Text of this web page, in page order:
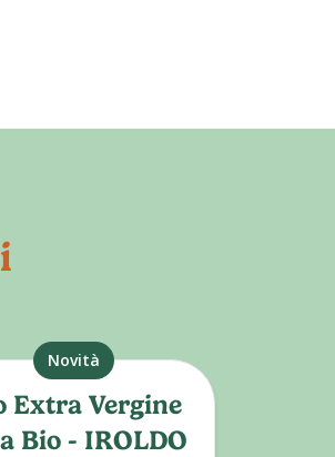
Extra Vergine
Bio - IROLDO
Novità